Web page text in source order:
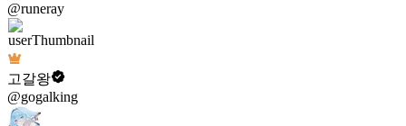
@runeray
고갈왕
@gogalking